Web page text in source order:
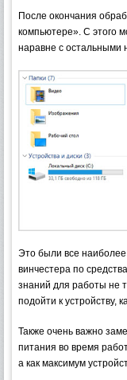
После окончания
компьютере». С этого
наравне с остальными
Это были все
винчестера по
знаний для работы не
подойти к устройству,
Также очень важно
питания во время
а как максимум